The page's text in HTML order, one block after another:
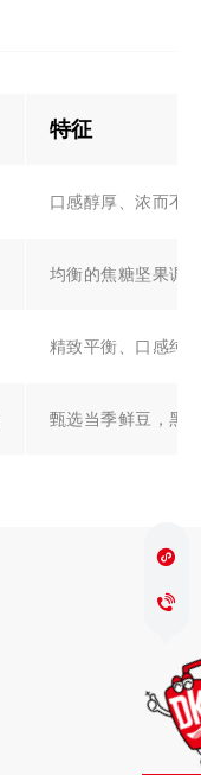
特征
口感醇厚、浓而不
均衡的焦糖坚果调
精致平衡、口感纯
甄选当季鲜豆，黑